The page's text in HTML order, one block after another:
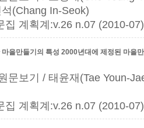
(Chang In-Seok)
집 계획계:v.26 n.07 (2010-07)
을만들기의 특성 2000년대에 제정된 마을
문보기
/ 태윤재(Tae Youn-
집 계획계:v.26 n.07 (2010-07)